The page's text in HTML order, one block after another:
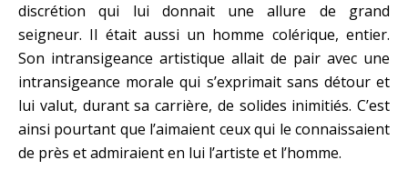
discrétion qui lui donnait une allure de grand
seigneur. Il était aussi un homme colérique, entier.
Son intransigeance artistique allait de pair avec une
intransigeance morale qui s’exprimait sans détour et
lui valut, durant sa carrière, de solides inimitiés. C’est
ainsi pourtant que l’aimaient ceux qui le connaissaient
de près et admiraient en lui l’artiste et l’homme.